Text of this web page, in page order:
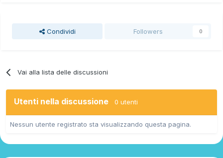
Condividi Followers 0
Vai alla lista delle discussioni
Utenti nella discussione 0 utenti
Nessun utente registrato sta visualizzando questa pagina.